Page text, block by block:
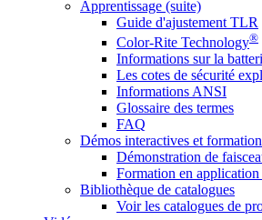
Apprentissage (suite)
Guide d'ajustement TLR
Color-Rite Technology®
Informations sur la
Les cotes de sécurité
Informations ANSI
Glossaire des termes
FAQ
Démos interactives et formation
Démonstration de
Formation en
Bibliothèque de catalogues
Voir les catalogues de